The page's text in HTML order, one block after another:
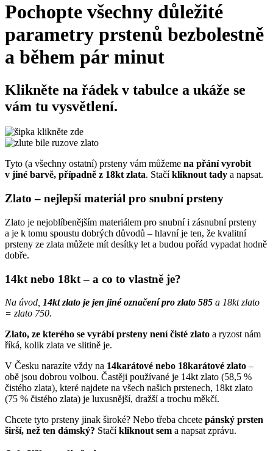
Pochopte všechny důležité
parametry prstenů bezbolestně
a během pár minut
Klikněte na řádek v tabulce a ukáže se
vám tu vysvětlení.
Tyto (a všechny ostatní) prsteny vám můžeme na přání vyrobit
v jiné barvě, případně z 18kt zlata. Stačí kliknout tady a napsat.
Zlato – nejlepší materiál pro snubní prsteny
Zlato je nejoblíbenějším materiálem pro snubní i zásnubní prsteny
a je k tomu spoustu dobrých důvodů – hlavní je ten, že kvalitní
prsteny ze zlata můžete mít desítky let a budou pořád vypadat hodně
dobře.
14kt nebo 18kt – a co to vlastně je?
Na úvod, 14kt zlato je jen jiné označení pro zlato 585 a 18kt zlato
= zlato 750.
Zlato, ze kterého se vyrábí prsteny není čisté zlato a ryzost nám
říká, kolik zlata ve slitině je.
V Česku narazíte vždy na 14karátové nebo 18karátové zlato –
obě jsou dobrou volbou. Častěji používané je 14kt zlato (58,5 %
čistého zlata), které najdete na všech našich prstenech, 18kt zlato
(75 % čistého zlata) je luxusnější, dražší a trochu měkčí.
Chcete tyto prsteny jinak široké? Nebo třeba chcete pánský prsten
širší, než ten dámský? Stačíkliknout sem a napsat zprávu.